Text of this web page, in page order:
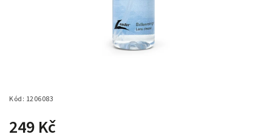
Kód: 1206083
249 Kč